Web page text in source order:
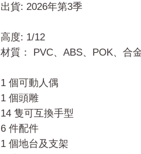
出貨: 2026年第3季
高度: 1/12
材質： PVC、ABS、POK、合
1 個可動人偶
1 個頭雕
14 隻可互換手型
6 件配件
1 個地台及支架